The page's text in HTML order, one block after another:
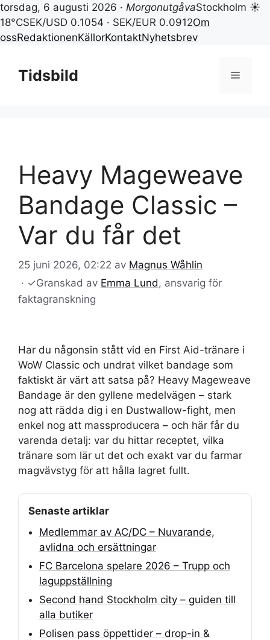
torsdag, 6 augusti 2026 · MorgonutgåvaStockholm ☀
18°CSEK/USD 0.1054 · SEK/EUR 0.0912Om
ossRedaktionenKällorKontaktNyhetsbrev
innehållTidsbild Meny
Heavy Mageweave
Bandage Classic –
Var du får det
25 juni 2026, 02:22 av Magnus Wåhlin
· ✓Granskad av Emma Lund , ansvarig för
faktagranskning
Har du någonsin stått vid en First Aid-tränare i
WoW Classic och undrat vilket bandage som
faktiskt är värt att satsa på? Heavy Mageweave
Bandage är den gyllene medelvägen – stark
nog att rädda dig i en Dustwallow-fight, men
enkel nog att massproducera – och här får du
varenda detalj: var du hittar receptet, vilka
tränare som lär ut det och exakt var du farmar
magvävstyg för att hålla lagret fullt.
Senaste artiklar
Medlemmar av AC/DC – Nuvarande,
avlidna och ersättningar
FC Barcelona spelare 2026 – Trupp och
laguppställning
Second hand Stockholm city – guiden till
alla butiker
Polisen pass öppettider – drop-in &